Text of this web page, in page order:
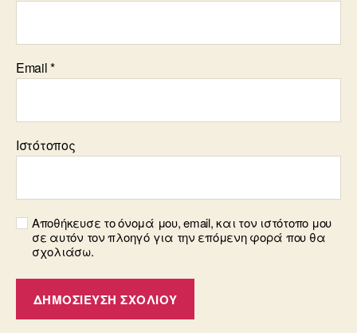
Email*
Ιστότοπος
Αποθήκευσε το όνομά μου, email, και τον ιστότοπο μου
σε αυτόν τον πλοηγό για την επόμενη φορά που θα
σχολιάσω.